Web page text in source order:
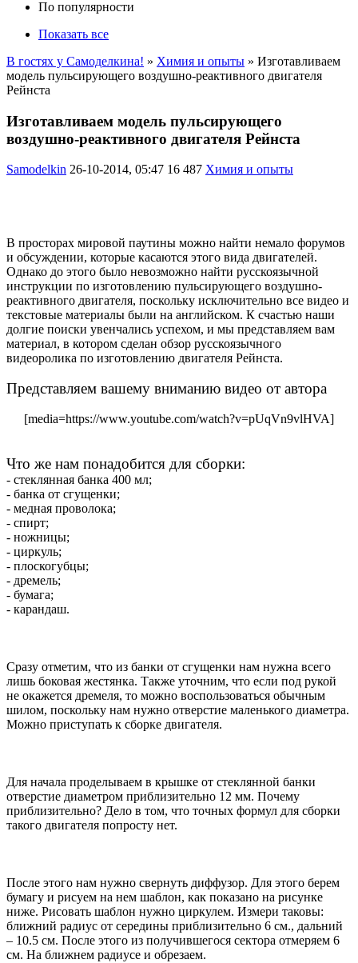
По популярности
Показать все
В гостях у Самоделкина! » Химия и опыты » Изготавливаем
модель пульсирующего воздушно-реактивного двигателя
Рейнста
Изготавливаем модель пульсирующего
воздушно-реактивного двигателя Рейнста
Samodelkin 26-10-2014, 05:47 16 487 Химия и опыты
В просторах мировой паутины можно найти немало форумов
и обсуждении, которые касаются этого вида двигателей.
Однако до этого было невозможно найти русскоязычной
инструкции по изготовлению пульсирующего воздушно-
реактивного двигателя, поскольку исключительно все видео и
текстовые материалы были на английском. К счастью наши
долгие поиски увенчались успехом, и мы представляем вам
материал, в котором сделан обзор русскоязычного
видеоролика по изготовлению двигателя Рейнста.
Представляем вашему вниманию видео от автора
[media=https://www.youtube.com/watch?v=pUqVn9vlHVA]
Что же нам понадобится для сборки:
- стеклянная банка 400 мл;
- банка от сгущенки;
- медная проволока;
- спирт;
- ножницы;
- циркуль;
- плоскогубцы;
- дремель;
- бумага;
- карандаш.
Сразу отметим, что из банки от сгущенки нам нужна всего
лишь боковая жестянка. Также уточним, что если под рукой
не окажется дремеля, то можно воспользоваться обычным
шилом, поскольку нам нужно отверстие маленького диаметра.
Можно приступать к сборке двигателя.
Для начала проделываем в крышке от стеклянной банки
отверстие диаметром приблизительно 12 мм. Почему
приблизительно? Дело в том, что точных формул для сборки
такого двигателя попросту нет.
После этого нам нужно свернуть диффузор. Для этого берем
бумагу и рисуем на нем шаблон, как показано на рисунке
ниже. Рисовать шаблон нужно циркулем. Измери таковы:
ближний радиус от середины приблизительно 6 см., дальний
– 10.5 см. После этого из получившегося сектора отмеряем 6
см. На ближнем радиусе и обрезаем.